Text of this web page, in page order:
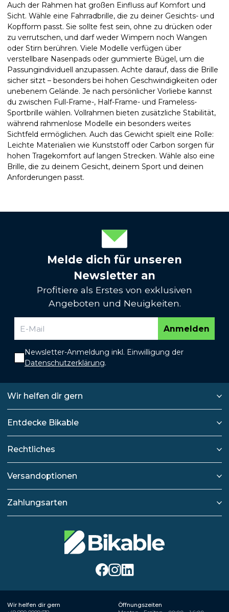
Auch der Rahmen hat großen Einfluss auf Komfort und
Sicht. Wähle eine Fahrradbrille, die zu deiner Gesichts- und
Kopf­form passt. Sie sollte fest sein, ohne zu drücken oder
zu verrutschen, und darf weder Wimpern noch Wangen
oder Stirn berühren. Viele Modelle verfügen über
verstellbare Nasenpads oder gummierte Bügel, um die
Passungindividuell anzupassen. Achte darauf, dass die Brille
sicher sitzt – besonders bei hohen Geschwindigkeiten oder
unebenem Gelände. Je nach persönlicher Vorliebe kannst
du zwischen Full-Frame-, Half-Frame- und Frameless-
Sportbrille wählen. Vollrahmen bieten zusätzliche Stabilität,
während rahmenlose Modelle ein besonders weites
Sichtfeld ermöglichen. Auch das Gewicht spielt eine Rolle:
Leichte Materialien wie Kunststoff oder Carbon sorgen für
hohen Tragekomfort auf langen Strecken. Wähle also eine
Brille, die zu deinem Gesicht, deinem Sport und deinen
Anforderungen passt.
Melde dich für unseren
Newsletter an
Profitiere als Erstes von exklusiven
Angeboten und Neuigkeiten.
Anmelden
Newsletter-Anmeldung inkl. Einwilligung der
Datenschutzerklärung.
Wir helfen dir gern
Entdecke Bikable
Rechtliches
Versandoptionen
Zahlungsarten
Wir helfen dir gern
Öffnungszeiten